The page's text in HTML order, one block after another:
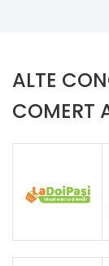
ALTE
COMERT